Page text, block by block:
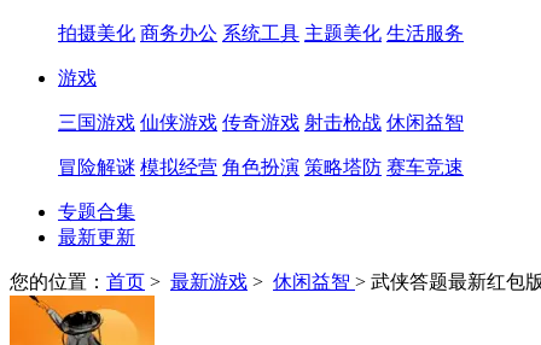
拍摄美化 商务办公 系统工具 主题美化 生活服务
游戏
三国游戏 仙侠游戏 传奇游戏 射击枪战 休闲益智
冒险解谜 模拟经营 角色扮演 策略塔防 赛车竞速
专题合集
最新更新
您的位置： 首页 > 最新游戏 > 休闲益智 > 武侠答题最新红包